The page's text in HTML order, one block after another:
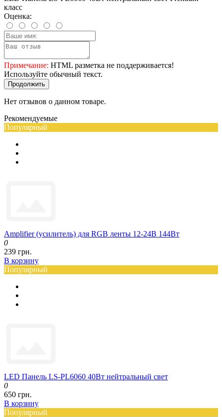
класс
Оценка:
Примечание: HTML разметка не поддерживается!
Используйте обычный текст.
Продолжить
Нет отзывов о данном товаре.
Рекомендуемые
Популярный
Amplifier (усилитель) для RGB ленты 12-24В 144Вт
0
239 грн.
В корзину
Популярный
LED Панель LS-PL6060 40Вт нейтральный свет
0
650 грн.
В корзину
Популярный